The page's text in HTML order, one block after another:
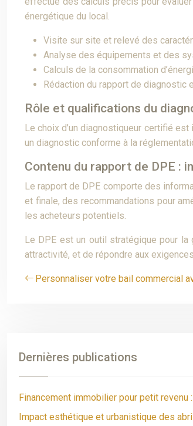
énergétique du local.
Visite sur site et relevé des
Analyse des équipements et des
Calculs de la consommation
Rédaction du rapport de diagnostic
Rôle et qualifications du
Le choix d’un diagnostiqueur certifié
un diagnostic conforme à la
Contenu du rapport de DPE :
Le rapport de DPE comporte des
et finale, des recommandations pour
les acheteurs potentiels.
Le DPE est un outil stratégique pour la
attractivité, et de répondre aux
Personnaliser votre bail commercial
Dernières publications
Financement immobilier pour petit
Impact esthétique et urbanistique des